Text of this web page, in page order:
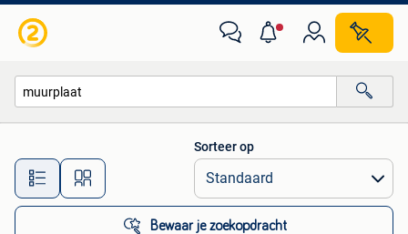
Alle afstanden…
Sorteer op
Bewaar je zoekopdracht